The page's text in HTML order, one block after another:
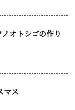
オトシゴの作り
マス